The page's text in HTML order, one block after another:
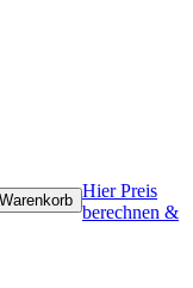
Hier Preis
berechnen &